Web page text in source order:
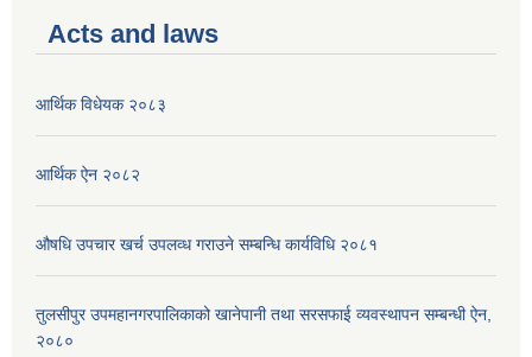
Acts and laws
आर्थिक विधेयक २०८३
आर्थिक ऐन २०८२
औषधि उपचार खर्च उपलव्ध गराउने सम्बन्धि कार्यविधि २०८१
तुलसीपुर उपमहानगरपालिकाको खानेपानी तथा सरसफाई व्यवस्थापन सम्बन्धी ऐन,
२०८०